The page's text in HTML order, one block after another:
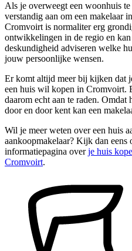
Als je overweegt een woonhuis
verstandig aan om een makelaar
Cromvoirt is normaliter erg
ontwikkelingen in de regio en
deskundigheid adviseren welke
jouw persoonlijke wensen.
Er komt altijd meer bij kijken dat
een huis wil kopen in Cromvoirt.
daarom echt aan te raden.
door en door kent kan een
Wil je meer weten over een huis
aankoopmakelaar? Kijk dan eens
informatiepagina overje huis
Cromvoirt.